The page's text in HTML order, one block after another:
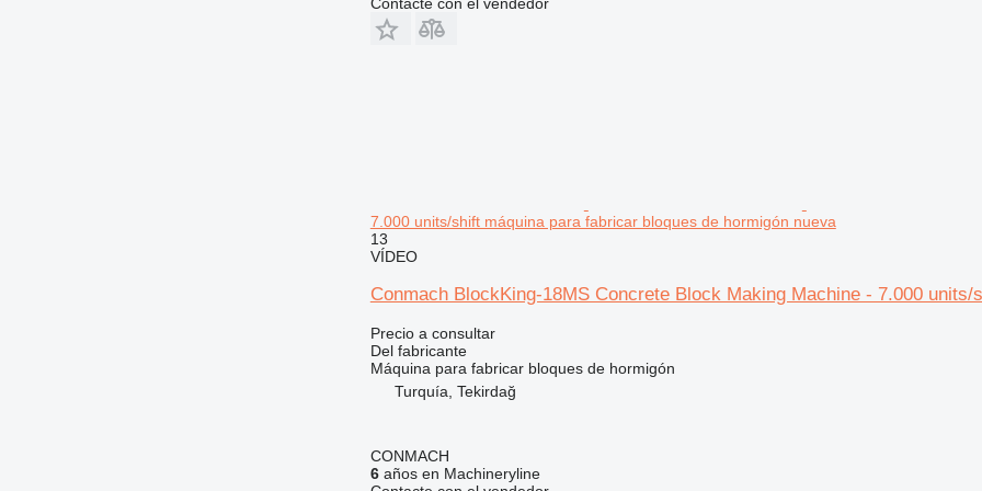
7.000 units/shift máquina para fabricar bloques de hormigón nueva
13
VÍDEO
Conmach BlockKing-18MS Concrete Block Making Machine - 7.000 units/
Precio a consultar
Del fabricante
Máquina para fabricar bloques de hormigón
Turquía, Tekirdağ
CONMACH
6años en Machineryline